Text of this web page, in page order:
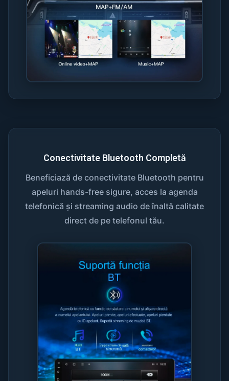
Conectivitate Bluetooth Completă
Beneficiază de conectivitate Bluetooth pentru
apeluri hands-free sigure, acces la agenda
telefonică și streaming audio de înaltă calitate
direct de pe telefonul tău.